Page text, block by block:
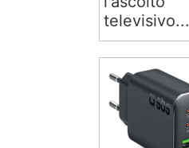
televisivo...